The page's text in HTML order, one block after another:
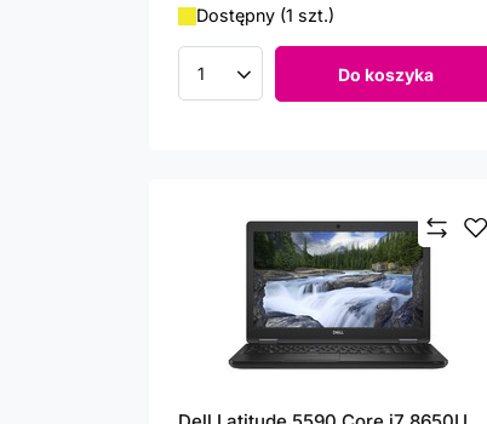
Dostępny (1 szt.)
Ilość produktów Do koszyka